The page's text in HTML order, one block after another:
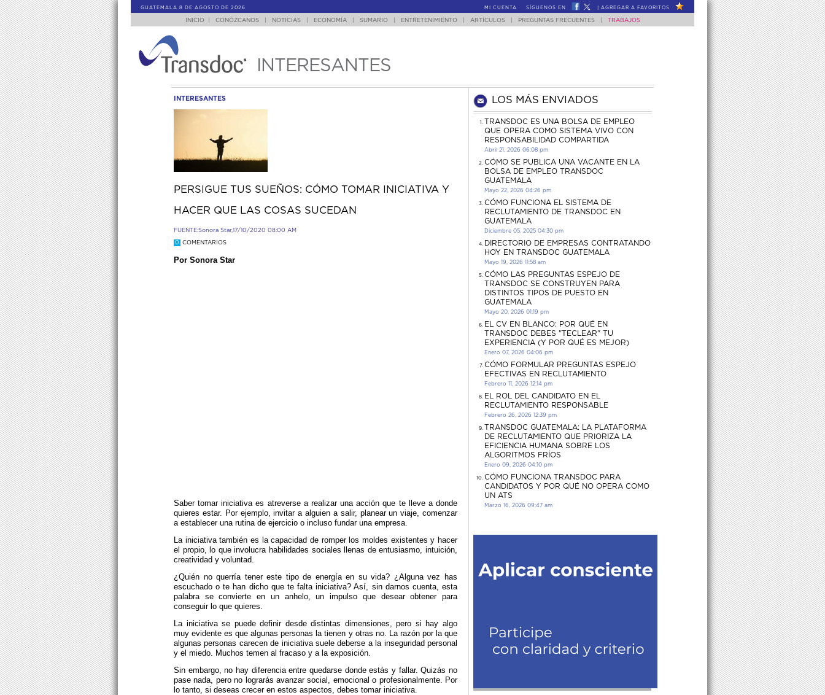
GUATEMALA 8 DE AGOSTO DE 2026 MI CUENTA SÍGUENOS EN AGREGAR A FAVORITOS
INICIO CONÓZCANOS NOTICIAS ECONOMÍA SUMARIO ENTRETENIMIENTO ARTÍCULOS PREGUNTAS FRECUENTES TRABAJOS
INTERESANTES
INTERESANTES
PERSIGUE TUS SUEÑOS: CÓMO TOMAR INICIATIVA Y
HACER QUE LAS COSAS SUCEDAN
FUENTE:Sonora Star, 17/10/2020 08:00 AM
0 COMENTARIOS
Por Sonora Star
Saber tomar iniciativa es atreverse a realizar una acción que te lleve a donde
quieres estar. Por ejemplo, invitar a alguien a salir, planear un viaje, comenzar
a establecer una rutina de ejercicio o incluso fundar una empresa.
La iniciativa también es la capacidad de romper los moldes existentes y hacer
el propio, lo que involucra habilidades sociales llenas de entusiasmo, intuición,
creatividad y voluntad.
¿Quién no querría tener este tipo de energía en su vida? ¿Alguna vez has
escuchado o te han dicho que te falta iniciativa? Así, sin darnos cuenta, esta
palabra se convierte en un anhelo, un impulso que desear obtener para
conseguir lo que quieres.
La iniciativa se puede definir desde distintas dimensiones, pero si hay algo
muy evidente es que algunas personas la tienen y otras no. La razón por la que
algunas personas carecen de iniciativa suele deberse a la inseguridad personal
y el miedo. Muchos temen al fracaso y a la exposición.
Sin embargo, no hay diferencia entre quedarse donde estás y fallar. Quizás no
pase nada, pero no lograrás avanzar social, emocional o profesionalmente. Por
lo tanto, si deseas crecer en estos aspectos, debes tomar iniciativa.
LOS MÁS ENVIADOS
TRANSDOC ES UNA BOLSA DE EMPLEO
QUE OPERA COMO SISTEMA VIVO CON
RESPONSABILIDAD COMPARTIDA
Abril 21, 2026 06:08 pm
CÓMO SE PUBLICA UNA VACANTE EN LA
BOLSA DE EMPLEO TRANSDOC
GUATEMALA
Mayo 22, 2026 04:26 pm
CÓMO FUNCIONA EL SISTEMA DE
RECLUTAMIENTO DE TRANSDOC EN
GUATEMALA
Diciembre 05, 2025 04:30 pm
DIRECTORIO DE EMPRESAS CONTRATANDO
HOY EN TRANSDOC GUATEMALA
Mayo 19, 2026 11:58 am
CÓMO LAS PREGUNTAS ESPEJO DE
TRANSDOC SE CONSTRUYEN PARA
DISTINTOS TIPOS DE PUESTO EN
GUATEMALA
Mayo 20, 2026 01:19 pm
EL CV EN BLANCO: POR QUÉ EN
TRANSDOC DEBES "TECLEAR" TU
EXPERIENCIA (Y POR QUÉ ES MEJOR)
Enero 07, 2026 04:06 pm
CÓMO FORMULAR PREGUNTAS ESPEJO
EFECTIVAS EN RECLUTAMIENTO
Febrero 11, 2026 12:14 pm
EL ROL DEL CANDIDATO EN EL
RECLUTAMIENTO RESPONSABLE
Febrero 26, 2026 12:39 pm
TRANSDOC GUATEMALA: LA PLATAFORMA
DE RECLUTAMIENTO QUE PRIORIZA LA
EFICIENCIA HUMANA SOBRE LOS
ALGORITMOS FRÍOS
Enero 09, 2026 04:10 pm
CÓMO FUNCIONA TRANSDOC PARA
CANDIDATOS Y POR QUÉ NO OPERA COMO
UN ATS
Marzo 16, 2026 09:47 am